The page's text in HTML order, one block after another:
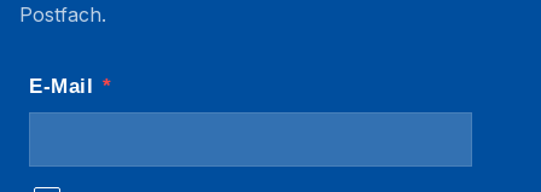
Postfach.